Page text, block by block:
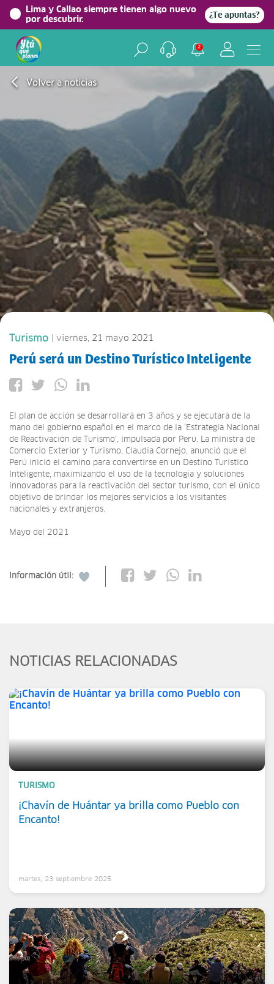
Lima y Callao siempre tienen algo nuevo
por descubrir.
¿Te apuntas?
2
Volver a noticias
Turismo | viernes, 21 mayo 2021
Perú será un Destino Turístico Inteligente
El plan de acción se desarrollará en 3 años y se ejecutará de la
mano del gobierno español en el marco de la ‘Estrategia Nacional
de Reactivación de Turismo’, impulsada por Perú. La ministra de
Comercio Exterior y Turismo, Claudia Cornejo, anunció que el
Perú inició el camino para convertirse en un Destino Turístico
Inteligente, maximizando el uso de la tecnología y soluciones
innovadoras para la reactivación del sector turismo, con el único
objetivo de brindar los mejores servicios a los visitantes
nacionales y extranjeros.
Mayo del 2021
Información útil:
NOTICIAS RELACIONADAS
TURISMO
¡Chavín de Huántar ya brilla como Pueblo con
Encanto!
martes, 23 septiembre 2025